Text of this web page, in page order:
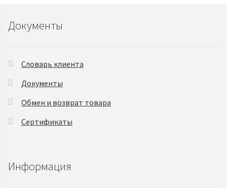
Документы
Словарь клиента
Документы
Обмен и возврат товара
Сертификаты
Информация